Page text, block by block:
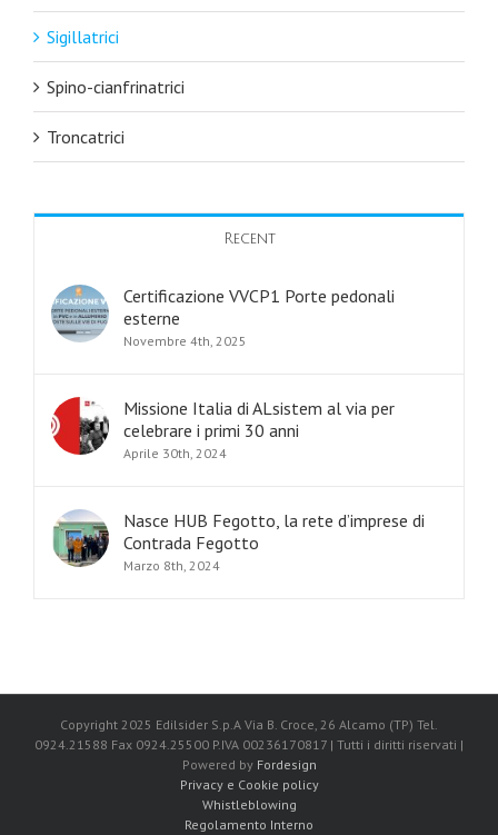
Sigillatrici
Spino-cianfrinatrici
Troncatrici
Recent
Certificazione VVCP1 Porte pedonali
esterne
Novembre 4th, 2025
Missione Italia di ALsistem al via per
celebrare i primi 30 anni
Aprile 30th, 2024
Nasce HUB Fegotto, la rete d’imprese di
Contrada Fegotto
Marzo 8th, 2024
Copyright 2025 Edilsider S.p.A Via B. Croce, 26 Alcamo (TP) Tel.
0924.21588 Fax 0924.25500 P.IVA 00236170817 | Tutti i diritti riservati |
Powered by Fordesign
Privacy e Cookie policy
Whistleblowing
Regolamento Interno